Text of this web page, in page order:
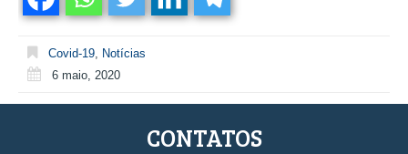
Covid-19 Notícias
6 maio, 2020
CONTATOS